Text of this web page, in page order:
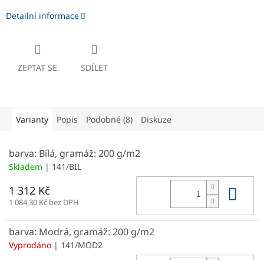
Detailní informace
ZEPTAT SE SDÍLET
Varianty Popis Podobné (8) Diskuze
barva: Bílá, gramáž: 200 g/m2
Skladem | 141/BIL
1 312 Kč
1 084,30 Kč bez DPH
barva: Modrá, gramáž: 200 g/m2
Vyprodáno | 141/MOD2